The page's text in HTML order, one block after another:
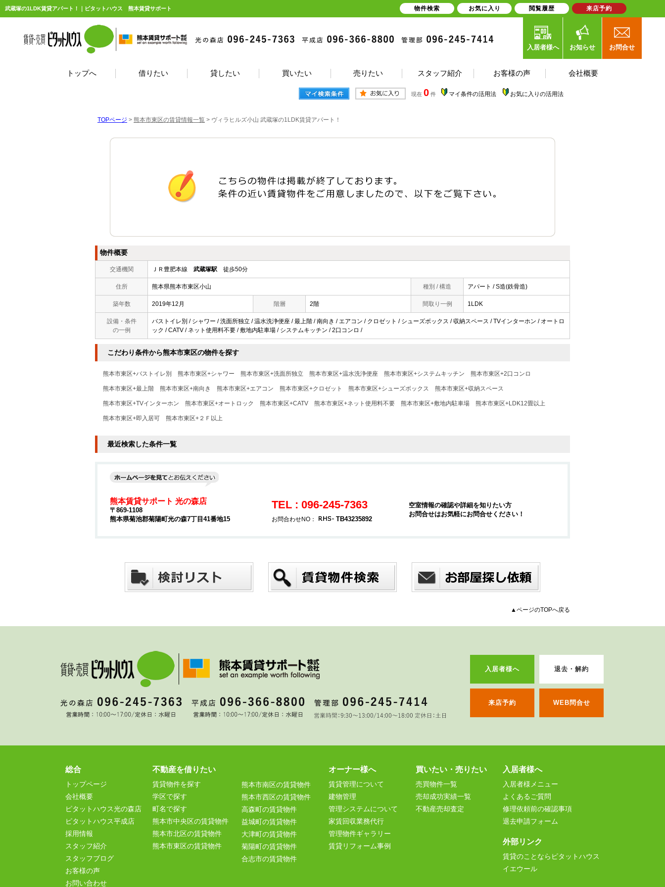
武蔵塚の1LDK賃貸アパート！｜ピタットハウス 熊本賃貸サポート
入居者様へ お知らせ お問合せ
トップへ 借りたい 貸したい 買いたい 売りたい スタッフ紹介 お客様の声 会社概要
現在 0 件 マイ条件の活用法 お気に入りの活用法
TOPページ > 熊本市東区の賃貸情報一覧 > ヴィラヒルズ小山 武蔵塚の1LDK賃貸アパート！
物件概要
交通機関 ＪＲ豊肥本線 武蔵塚駅 徒歩50分
住所 熊本県熊本市東区小山 種別 / 構造 アパート / S造(鉄骨造)
築年数 2019年12月 階層 2階 間取り一例 1LDK
設備・条件
の一例
バストイレ別 / シャワー / 洗面所独立 / 温水洗浄便座 / 最上階 / 南向き / エアコン / クロゼット / シューズボックス / 収納スペース / TVインターホン / オートロ
ック / CATV / ネット使用料不要 / 敷地内駐車場 / システムキッチン / 2口コンロ /
こだわり条件から熊本市東区の物件を探す
熊本市東区+バストイレ別 熊本市東区+シャワー 熊本市東区+洗面所独立 熊本市東区+温水洗浄便座 熊本市東区+システムキッチン 熊本市東区+2口コンロ
熊本市東区+最上階 熊本市東区+南向き 熊本市東区+エアコン 熊本市東区+クロゼット 熊本市東区+シューズボックス 熊本市東区+収納スペース
熊本市東区+TVインターホン 熊本市東区+オートロック 熊本市東区+CATV 熊本市東区+ネット使用料不要 熊本市東区+敷地内駐車場 熊本市東区+LDK12畳以上
熊本市東区+即入居可 熊本市東区+２Ｆ以上
最近検索した条件一覧
熊本賃貸サポート 光の森店
〒869-1108
熊本県菊池郡菊陽町光の森7丁目41番地15
TEL : 096-245-7363
お問合わせNO： TB43235892
空室情報の確認や詳細を知りたい方
お問合せはお気軽にお問合せください！
▲ページのTOPへ戻る
入居者様へ 退去・解約
来店予約 WEB問合せ
総合
トップページ
会社概要
ピタットハウス光の森店
ピタットハウス平成店
採用情報
スタッフ紹介
スタッフブログ
お客様の声
お問い合わせ
不動産を借りたい
賃貸物件を探す
学区で探す
町名で探す
熊本市中央区の賃貸物件
熊本市北区の賃貸物件
熊本市東区の賃貸物件
熊本市南区の賃貸物件
熊本市西区の賃貸物件
高森町の賃貸物件
益城町の賃貸物件
大津町の賃貸物件
菊陽町の賃貸物件
合志市の賃貸物件
オーナー様へ
賃貸管理について
建物管理
管理システムについて
家賃回収業務代行
管理物件ギャラリー
賃貸リフォーム事例
買いたい・売りたい
売買物件一覧
売却成功実績一覧
不動産売却査定
入居者様へ
入居者様メニュー
よくあるご質問
修理依頼前の確認事項
退去申請フォーム
外部リンク
賃貸のことならピタットハウス
イエウール
物件検索 お気に入り 閲覧履歴 来店予約